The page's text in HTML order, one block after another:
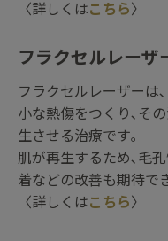
〈詳しくはこちら〉
フラクセルレーザ
フラクセルレーザーは
小な熱傷をつくり､そ
生させる治療です｡
肌が再生するため､毛
着などの改善も期待で
〈詳しくはこちら〉